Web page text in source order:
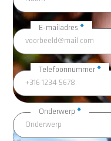
E-mailadres*
Telefoonnummer*
Onderwerp*